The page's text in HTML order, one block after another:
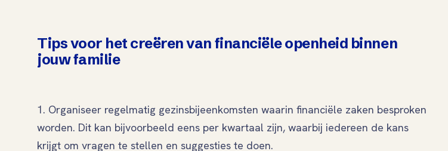
Tips voor het creëren van financiële openheid binnen
jouw familie
1. Organiseer regelmatig gezinsbijeenkomsten waarin financiële zaken besproken
worden. Dit kan bijvoorbeeld eens per kwartaal zijn, waarbij iedereen de kans
krijgt om vragen te stellen en suggesties te doen.